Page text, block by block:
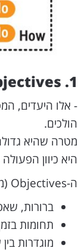
1. Objectives
- אלו היעדים,
הולכים.
מטרה שהיא
היא כיוון
ה-Objectives (מטרות) צריכות להיות:
ברורות,
תחומות
מוגדרות